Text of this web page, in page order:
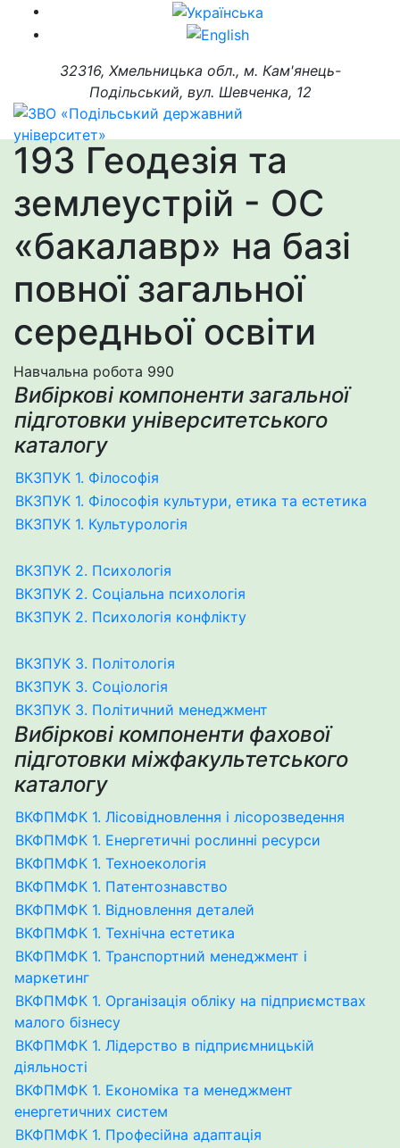
32316, Хмельницька обл., м. Кам'янець-
Подільський, вул. Шевченка, 12
193 Геодезія та
землеустрій - ОС
«бакалавр» на базі
повної загальної
середньої освіти
Навчальна робота 990
Вибіркові компоненти загальної
підготовки університетського
каталогу
ВКЗПУК 1. Філософія
ВКЗПУК 1. Філософія культури, етика та естетика
ВКЗПУК 1. Культурологія
ВКЗПУК 2. Психологія
ВКЗПУК 2. Соціальна психологія
ВКЗПУК 2. Психологія конфлікту
ВКЗПУК 3. Політологія
ВКЗПУК 3. Соціологія
ВКЗПУК 3. Політичний менеджмент
Вибіркові компоненти фахової
підготовки міжфакультетського
каталогу
ВКФПМФК 1. Лісовідновлення і лісорозведення
ВКФПМФК 1. Енергетичні рослинні ресурси
ВКФПМФК 1. Техноекологія
ВКФПМФК 1. Патентознавство
ВКФПМФК 1. Відновлення деталей
ВКФПМФК 1. Технічна естетика
ВКФПМФК 1. Транспортний менеджмент і
маркетинг
ВКФПМФК 1. Організація обліку на підприємствах
малого бізнесу
ВКФПМФК 1. Лідерство в підприємницькій
діяльності
ВКФПМФК 1. Економіка та менеджмент
енергетичних систем
ВКФПМФК 1. Професійна адаптація